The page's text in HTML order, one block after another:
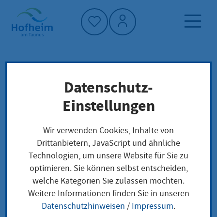
Startseite"
Dienstleistung-Finder
Lokale Anliegen
Hinweise zu kartellrechtlichen Verstößen dem
Bundeskartellamt anonym melden
Hinweise zu
kartellrechtlichen
Datenschutz-
Einstellungen
Wir verwenden Cookies, Inhalte von
Drittanbietern, JavaScript und ähnliche
Technologien, um unsere Website für Sie zu
optimieren. Sie können selbst entscheiden,
welche Kategorien Sie zulassen möchten.
Weitere Informationen finden Sie in unseren
Datenschutzhinweisen / Impressum.